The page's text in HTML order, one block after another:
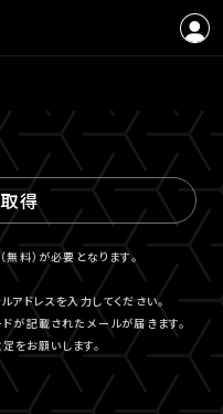
得
料）が必要となります。
ドレスを入力してください。
が記載されたメールが届きます。
お願いします。